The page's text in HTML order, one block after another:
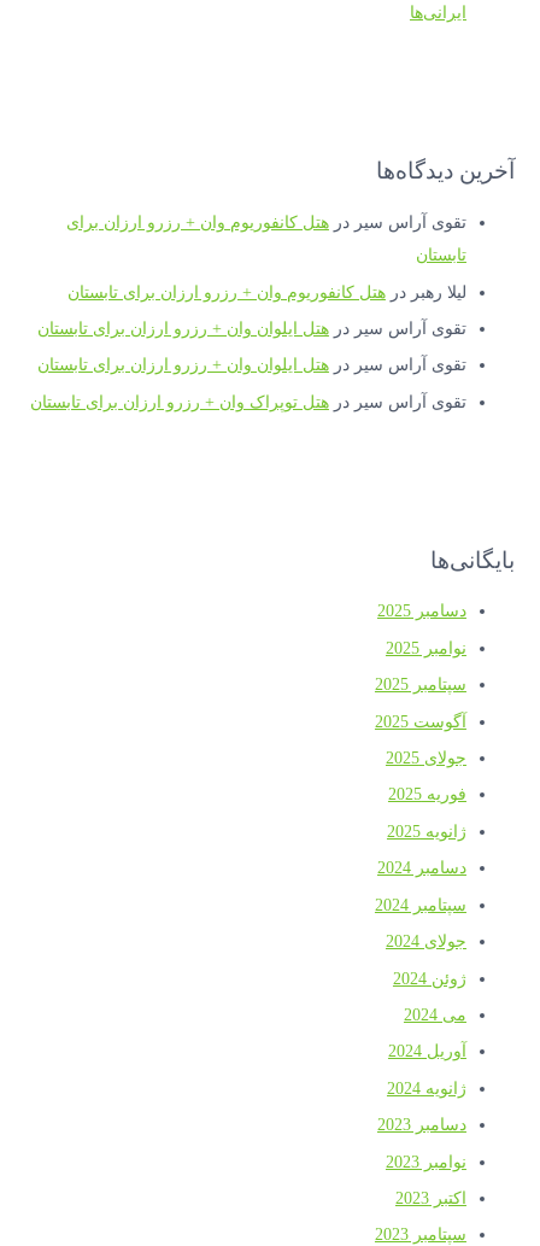
ایرانی‌ها
آخرین دیدگاه‌ها
تقوی آراس سیر درهتل کانفوریوم وان + رزرو ارزان برای
تابستان
لیلا رهبر درهتل کانفوریوم وان + رزرو ارزان برای تابستان
تقوی آراس سیر درهتل ایلوان وان + رزرو ارزان برای تابستان
تقوی آراس سیر درهتل ایلوان وان + رزرو ارزان برای تابستان
تقوی آراس سیر درهتل توپراک وان + رزرو ارزان برای تابستان
بایگانی‌ها
دسامبر 2025
نوامبر 2025
سپتامبر 2025
آگوست 2025
جولای 2025
فوریه 2025
ژانویه 2025
دسامبر 2024
سپتامبر 2024
جولای 2024
ژوئن 2024
می 2024
آوریل 2024
ژانویه 2024
دسامبر 2023
نوامبر 2023
اکتبر 2023
سپتامبر 2023